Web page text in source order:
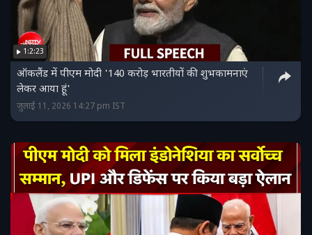
1:2:23
ऑकलैंड में पीएम मोदी '140 करोड़ भारतीयों की शुभकामनाएं
लेकर आया हूं'
जुलाई 11, 2026 14:27 pm IST